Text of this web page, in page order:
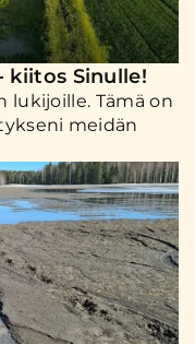
kiitos Sinulle!
lukijoille. Tämä on
meidän